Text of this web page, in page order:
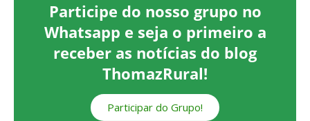
Participe do nosso grupo no
Whatsapp e seja o primeiro a
receber as notícias do blog
ThomazRural!
Participar do Grupo!